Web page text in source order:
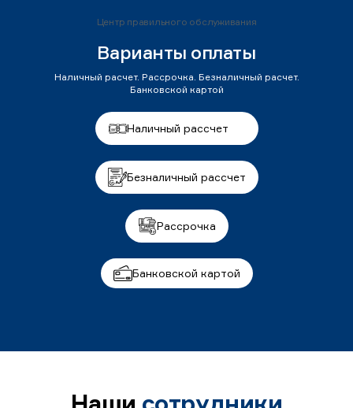
Центр правильного обслуживания
Варианты оплаты
Наличный расчет. Рассрочка. Безналичный расчет.
Банковской картой
Наличный рассчет
Безналичный рассчет
Рассрочка
Банковской картой